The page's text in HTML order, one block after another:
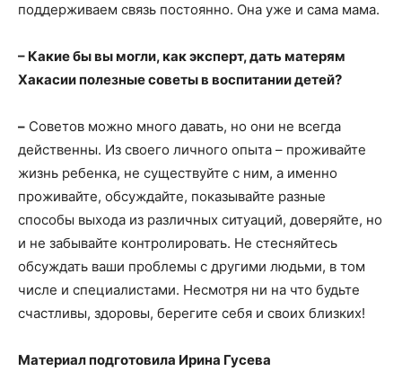
поддерживаем связь постоянно. Она уже и сама мама.
– Какие бы вы могли, как эксперт, дать матерям
Хакасии полезные советы в воспитании детей?
– Советов можно много давать, но они не всегда
действенны. Из своего личного опыта – проживайте
жизнь ребенка, не существуйте с ним, а именно
проживайте, обсуждайте, показывайте разные
способы выхода из различных ситуаций, доверяйте, но
и не забывайте контролировать. Не стесняйтесь
обсуждать ваши проблемы с другими людьми, в том
числе и специалистами. Несмотря ни на что будьте
счастливы, здоровы, берегите себя и своих близких!
Материал подготовила Ирина Гусева